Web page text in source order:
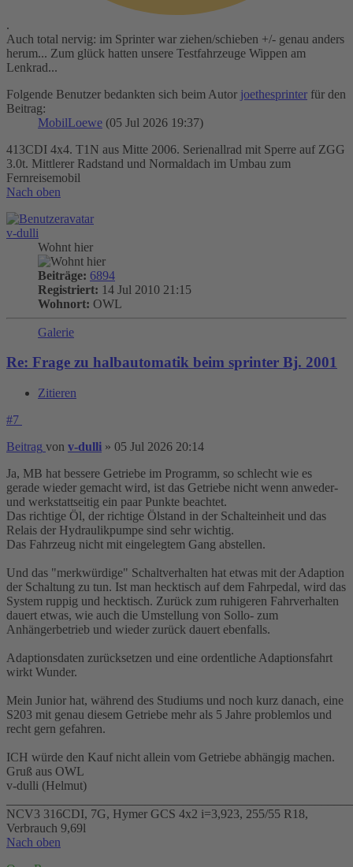
.
Auch total nervig: im Sprinter war ziehen/schieben +/- genau anders
herum... Zum glück hatten unsere Testfahrzeuge Wippen am
Lenkrad...
Folgende Benutzer bedankten sich beim Autor joethesprinter für den
Beitrag:
MobilLoewe (05 Jul 2026 19:37)
413CDI 4x4. T1N aus Mitte 2006. Serienallrad mit Sperre auf ZGG
3.0t. Mittlerer Radstand und Normaldach im Umbau zum
Fernreisemobil
Nach oben
v-dulli
Wohnt hier
Beiträge: 6894
Registriert: 14 Jul 2010 21:15
Wohnort: OWL
Galerie
Re: Frage zu halbautomatik beim sprinter Bj. 2001
Zitieren
#7
Beitrag von v-dulli » 05 Jul 2026 20:14
Ja, MB hat bessere Getriebe im Programm, so schlecht wie es
gerade wieder gemacht wird, ist das Getriebe nicht wenn anweder-
und werkstattseitig ein paar Punkte beachtet.
Das richtige Öl, der richtige Ölstand in der Schalteinheit und das
Relais der Hydraulikpumpe sind sehr wichtig.
Das Fahrzeug nicht mit eingelegtem Gang abstellen.
Und das "merkwürdige" Schaltverhalten hat etwas mit der Adaption
der Schaltung zu tun. Ist man hecktisch auf dem Fahrpedal, wird das
System ruppig und hecktisch. Zurück zum ruhigeren Fahrverhalten
dauert etwas, wie auch die Umstellung von Sollo- zum
Anhängerbetrieb und wieder zurück dauert ebenfalls.
Adaptionsdaten zurücksetzen und eine ordentliche Adaptionsfahrt
wirkt Wunder.
Mein Junior hat, während des Studiums und noch kurz danach, eine
S203 mit genau diesem Getriebe mehr als 5 Jahre problemlos und
recht gern gefahren.
ICH würde den Kauf nicht allein vom Getriebe abhängig machen.
Gruß aus OWL
v-dulli (Helmut)
NCV3 316CDI, 7G, Hymer GCS 4x2 i=3,923, 255/55 R18,
Verbrauch 9,69l
Nach oben